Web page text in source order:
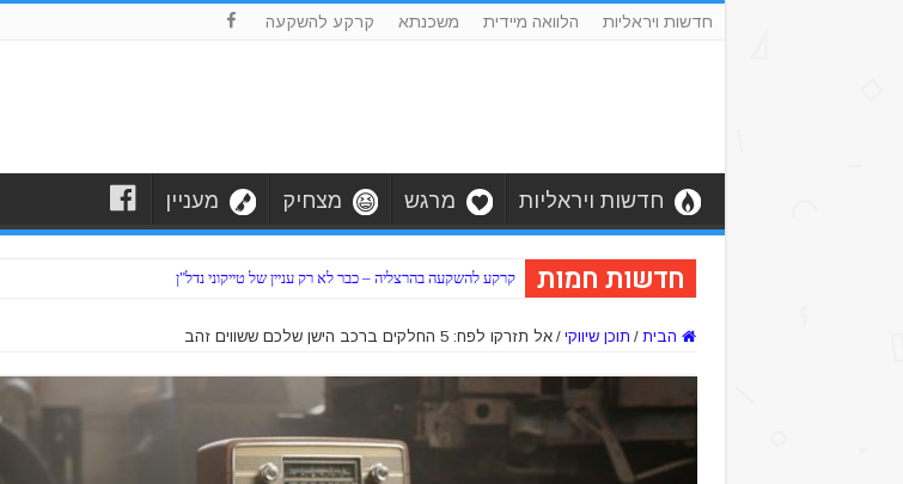
חדשות ויראליות הלוואה מיידית משכנתא קרקע להשקעה
חדשות ויראליות מרגש מצחיק מעניין
חדשות חמות קרקע להשקעה בהרצליה – כבר לא רק עניין של טייקוני נדל"ן
הבית / תוכן שיווקי / אל תזרקו לפח: 5 החלקים ברכב הישן שלכם ששווים זהב